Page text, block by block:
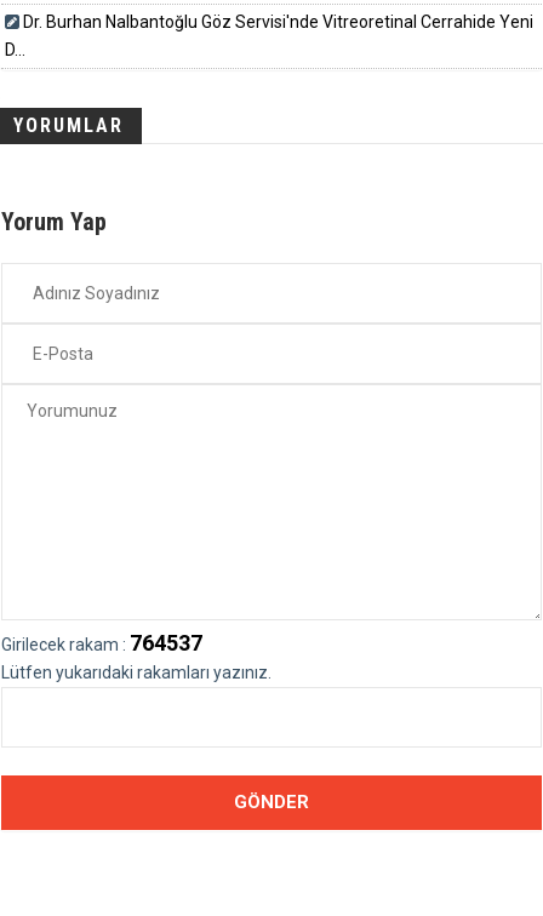
Dr. Burhan Nalbantoğlu Göz Servisi'nde Vitreoretinal Cerrahide Yeni
D...
YORUMLAR
Yorum Yap
Girilecek rakam : 764537
Lütfen yukarıdaki rakamları yazınız.